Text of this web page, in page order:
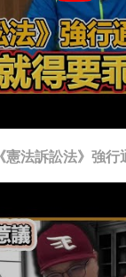
憲法訴訟法》強行